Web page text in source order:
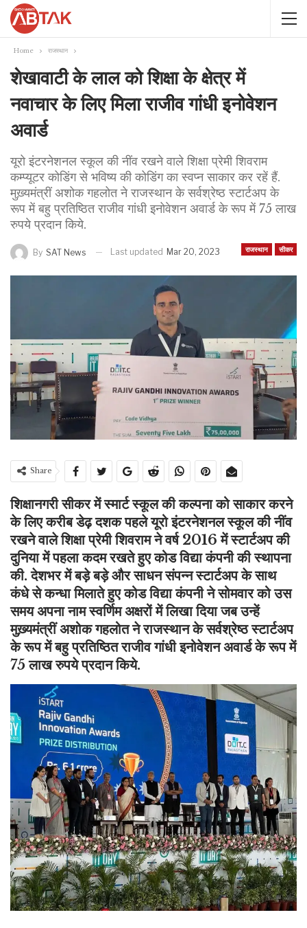
Home राजस्थान
शेखावाटी के लाल को शिक्षा के क्षेत्र में
नवाचार के लिए मिला राजीव गांधी इनोवेशन
अवार्ड
यूरो इंटरनेशनल स्कूल की नींव रखने वाले शिक्षा प्रेमी शिवराम
कम्प्यूटर कोडिंग से भविष्य की कोडिंग का स्वप्न साकार कर रहें हैं.
मुख़्यमंत्रीं अशोक गहलोत ने राजस्थान के सर्वश्रेष्ठ स्टार्टअप के
रूप में बहु प्रतिष्ठित राजीव गांधी इनोवेशन अवार्ड के रूप में 75 लाख
रुपये प्रदान किये.
राजस्थान सीकर
By SAT News Last updated Mar 20, 2023
Share
शिक्षानगरी सीकर में स्मार्ट स्कूल की कल्पना को साकार करने
के लिए करीब डेढ़ दशक पहले यूरो इंटरनेशनल स्कूल की नींव
रखने वाले शिक्षा प्रेमी शिवराम ने वर्ष 2016 में स्टार्टअप की
दुनिया में पहला कदम रखते हुए कोड विद्या कंपनी की स्थापना
की. देशभर में बड़े बड़े और साधन संपन्न स्टार्टअप के साथ
कंधे से कन्धा मिलाते हुए कोड विद्या कंपनी ने सोमवार को उस
समय अपना नाम स्वर्णिम अक्षरों में लिखा दिया जब उन्हें
मुख़्यमंत्रीं अशोक गहलोत ने राजस्थान के सर्वश्रेष्ठ स्टार्टअप
के रूप में बहु प्रतिष्ठित राजीव गांधी इनोवेशन अवार्ड के रूप में
75 लाख रुपये प्रदान किये.